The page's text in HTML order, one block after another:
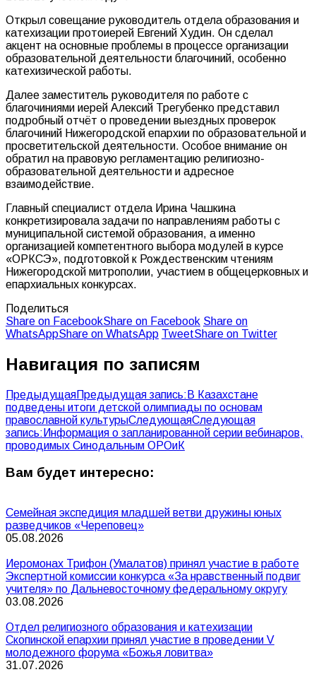
Открыл совещание руководитель отдела образования и
катехизации протоиерей Евгений Худин. Он сделал
акцент на основные проблемы в процессе организации
образовательной деятельности благочиний, особенно
катехизической работы.
Далее заместитель руководителя по работе с
благочиниями иерей Алексий Трегубенко представил
подробный отчёт о проведении выездных проверок
благочиний Нижегородской епархии по образовательной и
просветительской деятельности. Особое внимание он
обратил на правовую регламентацию религиозно-
образовательной деятельности и адресное
взаимодействие.
Главный специалист отдела Ирина Чашкина
конкретизировала задачи по направлениям работы с
муниципальной системой образования, а именно
организацией компетентного выбора модулей в курсе
«ОРКСЭ», подготовкой к Рождественским чтениям
Нижегородской митрополии, участием в общецерковных и
епархиальных конкурсах.
Поделиться
Share on FacebookShare on Facebook Share on
WhatsAppShare on WhatsApp TweetShare on Twitter
Навигация по записям
ПредыдущаяПредыдущая запись: В Казахстане
подведены итоги детской олимпиады по основам
православной культурыСледующаяСледующая
запись: Информация о запланированной серии вебинаров,
проводимых Синодальным ОРОиК
Вам будет интересно:
Семейная экспедиция младшей ветви дружины юных
разведчиков «Череповец»
05.08.2026
Иеромонах Трифон (Умалатов) принял участие в работе
Экспертной комиссии конкурса «За нравственный подвиг
учителя» по Дальневосточному федеральному округу
03.08.2026
Отдел религиозного образования и катехизации
Скопинской епархии принял участие в проведении V
молодежного форума «Божья ловитва»
31.07.2026